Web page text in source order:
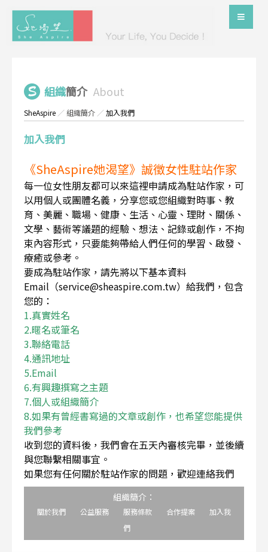
組織簡介 About
SheAspire ／組織簡介 ／加入我們
加入我們
《SheAspire她渴望》誠徵女性駐站作家
每一位女性朋友都可以來這裡申請成為駐站作家，可
以用個人或團體名義，分享您或您組織對時事、教
育、美麗、職場、健康、生活、心靈、理財、關係、
文學、藝術等議題的經驗、想法、記錄或創作，不拘
束內容形式，只要能夠帶給人們任何的學習、啟發、
療癒或參考。
要成為駐站作家，請先將以下基本資料
Email（service@sheaspire.com.tw）給我們，包含
您的：
1.真實姓名
2.暱名或筆名
3.聯絡電話
4.通訊地址
5.Email
6.有興趣撰寫之主題
7.個人或組織簡介
8.如果有曾經書寫過的文章或創作，也希望您能提供
我們參考
收到您的資料後，我們會在五天內審核完畢，並後續
與您聯繫相關事宜。
如果您有任何關於駐站作家的問題，歡迎連絡我們
組織簡介：
關於我們 公益服務 服務條款 合作提案
加入我
們